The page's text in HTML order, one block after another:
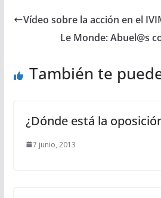
Vídeo sobre la acción en el
Le Monde: Abuel@s
También te
¿Dónde está la
7 junio, 2013